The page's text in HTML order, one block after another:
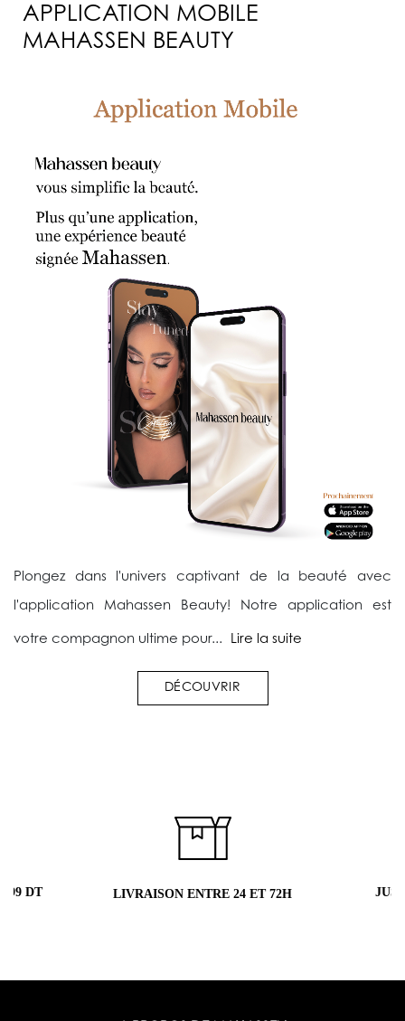
APPLICATION MOBILE
MAHASSEN BEAUTY
Plongez dans l'univers captivant de la beauté avec
l'application Mahassen Beauty! Notre application est
votre compagnon ultime pour... Lire la suite
DÉCOUVRIR
99 DT LIVRAISON ENTRE 24 ET 72H